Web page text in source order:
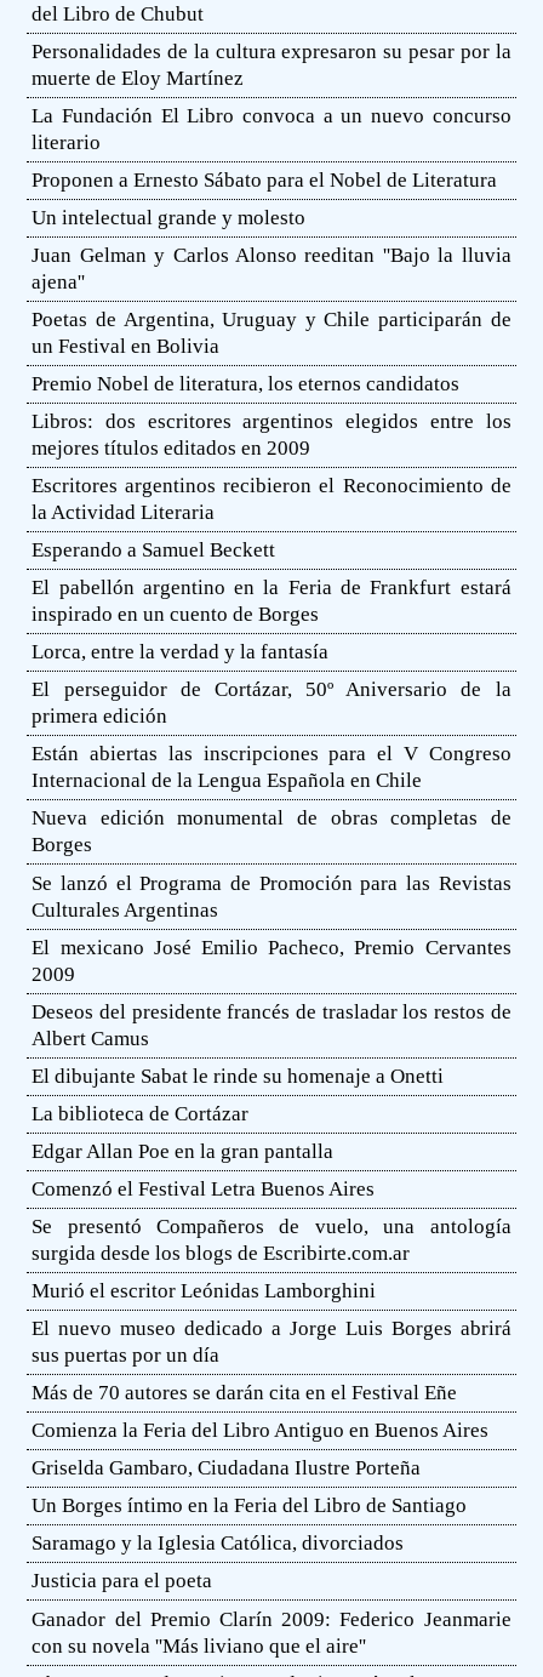
del Libro de Chubut
Personalidades de la cultura expresaron su pesar por la
muerte de Eloy Martínez
La Fundación El Libro convoca a un nuevo concurso
literario
Proponen a Ernesto Sábato para el Nobel de Literatura
Un intelectual grande y molesto
Juan Gelman y Carlos Alonso reeditan ''Bajo la lluvia
ajena''
Poetas de Argentina, Uruguay y Chile participarán de
un Festival en Bolivia
Premio Nobel de literatura, los eternos candidatos
Libros: dos escritores argentinos elegidos entre los
mejores títulos editados en 2009
Escritores argentinos recibieron el Reconocimiento de
la Actividad Literaria
Esperando a Samuel Beckett
El pabellón argentino en la Feria de Frankfurt estará
inspirado en un cuento de Borges
Lorca, entre la verdad y la fantasía
El perseguidor de Cortázar, 50º Aniversario de la
primera edición
Están abiertas las inscripciones para el V Congreso
Internacional de la Lengua Española en Chile
Nueva edición monumental de obras completas de
Borges
Se lanzó el Programa de Promoción para las Revistas
Culturales Argentinas
El mexicano José Emilio Pacheco, Premio Cervantes
2009
Deseos del presidente francés de trasladar los restos de
Albert Camus
El dibujante Sabat le rinde su homenaje a Onetti
La biblioteca de Cortázar
Edgar Allan Poe en la gran pantalla
Comenzó el Festival Letra Buenos Aires
Se presentó Compañeros de vuelo, una antología
surgida desde los blogs de Escribirte.com.ar
Murió el escritor Leónidas Lamborghini
El nuevo museo dedicado a Jorge Luis Borges abrirá
sus puertas por un día
Más de 70 autores se darán cita en el Festival Eñe
Comienza la Feria del Libro Antiguo en Buenos Aires
Griselda Gambaro, Ciudadana Ilustre Porteña
Un Borges íntimo en la Feria del Libro de Santiago
Saramago y la Iglesia Católica, divorciados
Justicia para el poeta
Ganador del Premio Clarín 2009: Federico Jeanmarie
con su novela ''Más liviano que el aire''